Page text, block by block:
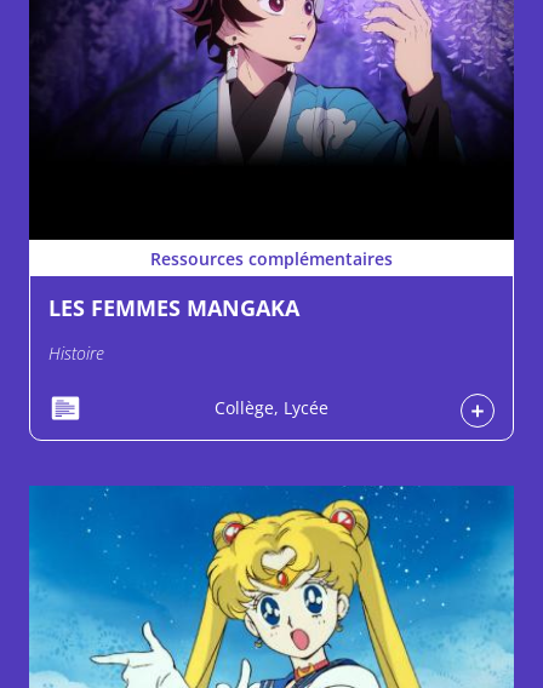
Ressources complémentaires
LES FEMMES MANGAKA
Histoire
Collège, Lycée